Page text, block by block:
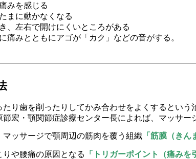
みを感じる
まに動かなくなる
、左右で開けにくいところがある
痛みとともにアゴが「カク」などの音がする。
たり歯を削ったりしてかみ合わせをよくするとい
宏・顎関節症診療センター長によれば、マッサ
ッサージで顎周辺の筋肉を覆う組織 「筋膜（きん
や腰痛の原因となる 「トリガーポイント（痛みを